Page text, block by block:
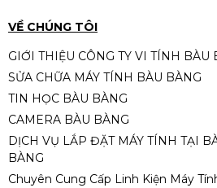
VỀ CHÚNG TÔI
GIỚI THIỆU CÔNG TY VI TÍNH BÀU
SỬA CHỮA MÁY TÍNH BÀU BÀNG
TIN HỌC BÀU BÀNG
CAMERA BÀU BÀNG
DỊCH VỤ LẮP ĐẶT MÁY TÍNH TẠI
BÀNG
Chuyên Cung Cấp Linh Kiện Máy